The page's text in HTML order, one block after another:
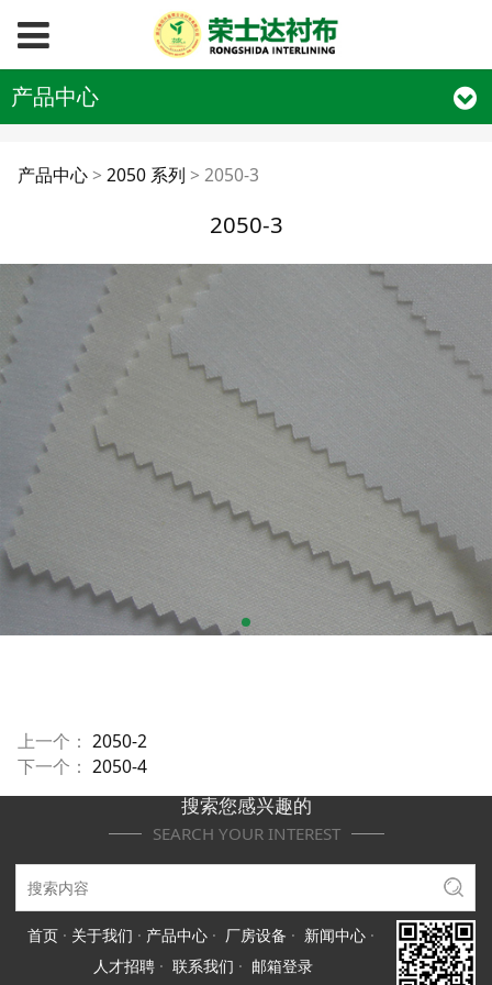
产品中心
2050-3
产品中心> 2050 系列 > 2050-3
2050-3
上一个： 2050-2
下一个： 2050-4
搜索您感兴趣的
SEARCH YOUR INTEREST
首页· 关于我们 · 产品中心· 厂房设备 · 新闻中心·
人才招聘· 联系我们 · 邮箱登录